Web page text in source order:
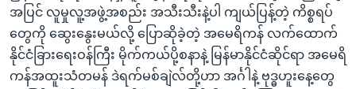
အပြင် လူမှုလူ့အဖွဲ့အစည်း အသီးသီးနဲ့ပါ ကျယ်ပြန့်တဲ့ ကိစ္စရပ်
တွေကို ဆွေးနွေးမယ်လို့ ပြောဆိုခဲ့တဲ့ အမေရိကန် လက်ထောက်
နိုင်ငံခြားရေးဝန်ကြီး မိုက်ကယ်ပို့စနာနဲ့ မြန်မာနိုင်ငံဆိုင်ရာ အမေရိ
ကန်အထူးသံတမန် ဒဲရက်မစ်ချဲလ်တို့ဟာ အင်္ဂါနဲ့ ဗုဒ္ဓဟူးနေ့တွေ